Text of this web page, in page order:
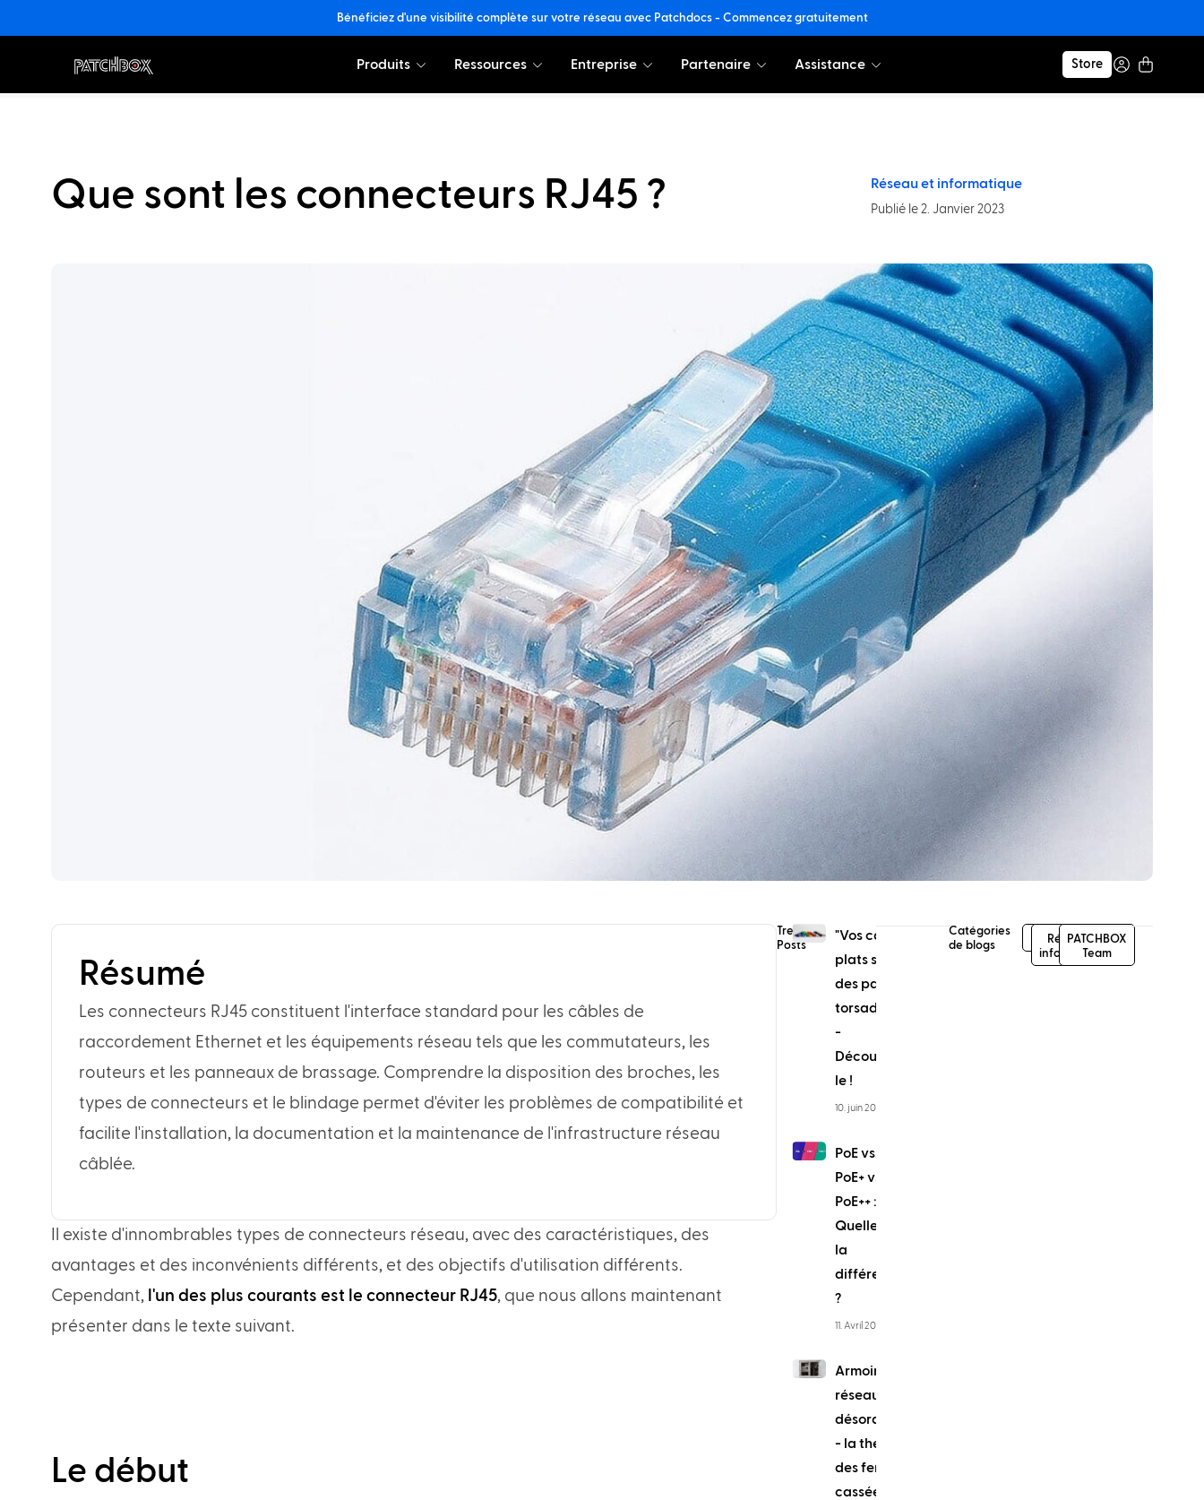
Bénéficiez d'une visibilité complète sur votre réseau avec Patchdocs - Commencez gratuitement
Produits Ressources Entreprise Partenaire Assistance Store
Que sont les connecteurs RJ45 ? Réseau et informatique
Publié le 2. Janvier 2023
Résumé
Les connecteurs RJ45 constituent l'interface standard pour les câbles de
raccordement Ethernet et les équipements réseau tels que les commutateurs, les
routeurs et les panneaux de brassage. Comprendre la disposition des broches, les
types de connecteurs et le blindage permet d'éviter les problèmes de compatibilité et
facilite l'installation, la documentation et la maintenance de l'infrastructure réseau
câblée.
Il existe d'innombrables types de connecteurs réseau, avec des caractéristiques, des
avantages et des inconvénients différents, et des objectifs d'utilisation différents.
Cependant, l'un des plus courants est le connecteur RJ45, que nous allons maintenant
présenter dans le texte suivant.
Le début
Trending
Posts
"Vos câbles
plats sont-ils
des paires
torsadées ?”
-
Découvrons-
le !
10. juin 2023
PoE vs.
PoE+ vs.
PoE++ :
Quelle est
la
différence
?
11. Avril 2022
Armoires
réseau
désordonnées
- la théorie
des fenêtres
cassées
Catégories
de blogs
NewsRéseau et
informatique
PATCHBOX
Team